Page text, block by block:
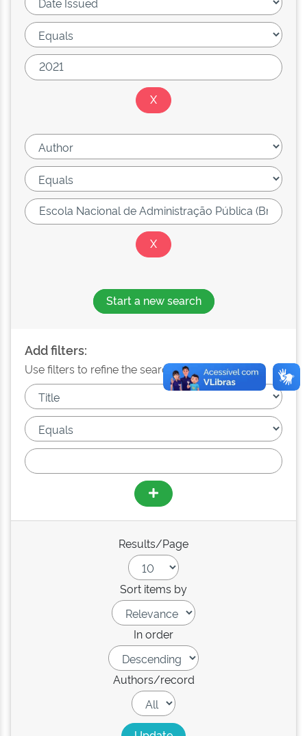
Start a new search
Add filters:
Use filters to refine the search results.
Results/Page
Sort items by
In order
Authors/record